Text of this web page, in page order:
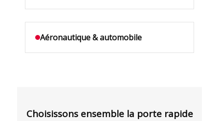
Aéronautique & automobile
Choisissons ensemble la porte rapide